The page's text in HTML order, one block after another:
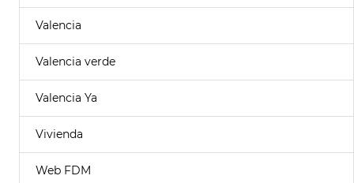
Valencia
Valencia verde
Valencia Ya
Vivienda
Web FDM